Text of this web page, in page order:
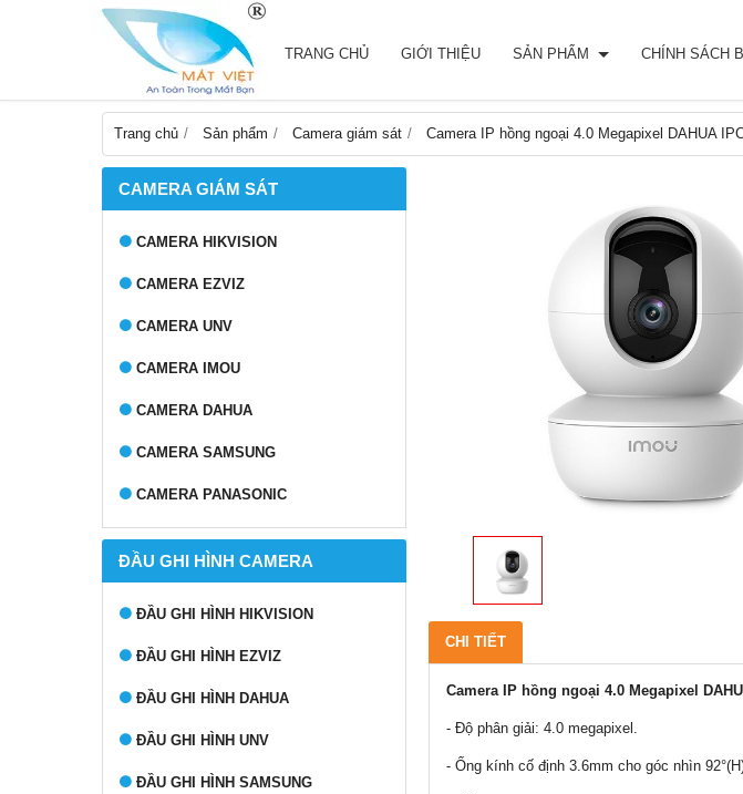
TRANG CHỦ GIỚI THIỆU SẢN PHẨM CHÍNH SÁCH
Trang chủ Sản phẩm Camera giám sát Camera IP hồng ngoại 4.0 Megapixel DAHUA
CAMERA GIÁM SÁT
CAMERA HIKVISION
CAMERA EZVIZ
CAMERA UNV
CAMERA IMOU
CAMERA DAHUA
CAMERA SAMSUNG
CAMERA PANASONIC
ĐẦU GHI HÌNH CAMERA
ĐẦU GHI HÌNH HIKVISION
ĐẦU GHI HÌNH EZVIZ
ĐẦU GHI HÌNH DAHUA
ĐẦU GHI HÌNH UNV
ĐẦU GHI HÌNH SAMSUNG
CHI TIẾT
Camera IP hồng ngoại 4.0 Megapixel
- Độ phân giải: 4.0 megapixel.
- Ống kính cố định 3.6mm cho góc nhìn